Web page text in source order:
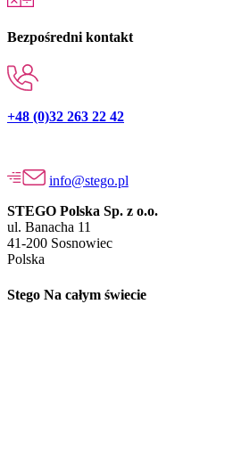
Bezpośredni kontakt
+48 (0)32 263 22 42
info@stego.pl
STEGO Polska Sp. z o.o.
ul. Banacha 11
41-200 Sosnowiec
Polska
Stego Na całym świecie